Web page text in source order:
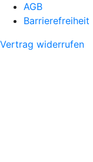
AGB
Barrierefreiheit
Vertrag widerrufen